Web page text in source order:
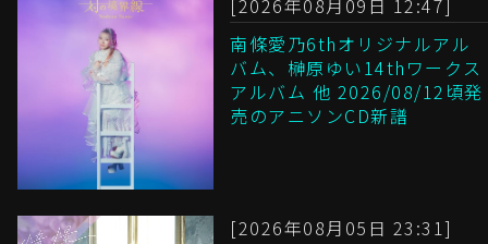
[2026年08月09日 12:47]
南條愛乃6thオリジナルアル
バム、榊原ゆい14thワークス
アルバム 他 2026/08/12頃発
売のアニソンCD新譜
[2026年08月05日 23:31]